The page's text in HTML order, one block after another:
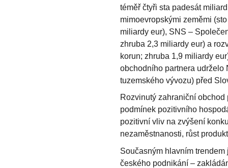
téměř čtyři sta padesát
mimoevropskými zeměmi
miliardy eur), SNS –
zhruba 2,3 miliardy eur) a
korun; zhruba 1,9 miliardy
obchodního partnera udrželo
tuzemského vývozu) před
Rozvinutý zahraniční
podmínek pozitivního
pozitivní vliv na zvýšení
nezaměstnanosti, růst
Současným hlavním
českého podnikání –